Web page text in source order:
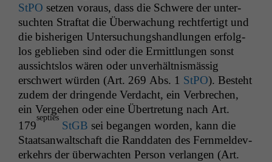
StPO set­zen voraus, dass die Schwere der unter­
sucht­en Straftat die Überwachung recht­fer­tigt und
die bish­eri­gen Unter­suchung­shand­lun­gen erfol­g­
los geblieben sind oder die Ermit­tlun­gen son­st
aus­sicht­s­los wären oder unver­hält­nis­mäs­sig
erschw­ert wür­den (Art. 269 Abs. 1 StPO). Beste­ht
zudem der drin­gende Ver­dacht, ein Ver­brechen,
ein Verge­hen oder eine Übertre­tung nach Art.
179
sep­ties
StGB sei began­gen wor­den, kann die
Staat­san­waltschaft die Rand­dat­en des Fer­n­melde­v­
erkehrs der überwacht­en Per­son ver­lan­gen (Art.